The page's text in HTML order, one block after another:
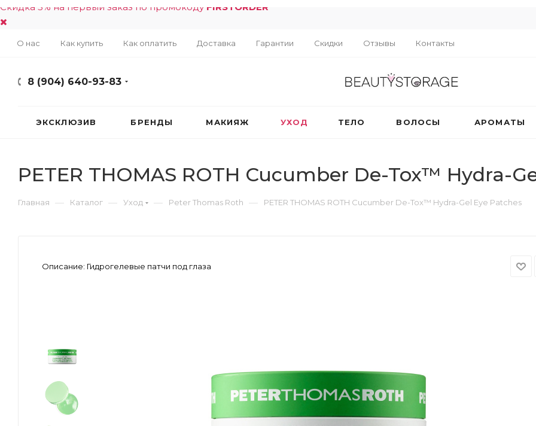
Скидка 5% на первый заказ по промокоду FIRSTORDER
О нас Как купить Как оплатить Доставка Гарантии Скидки Отзывы Контакты
8 (904) 640-93-83
ЭКСКЛЮЗИВ БРЕНДЫ МАКИЯЖ УХОД ТЕЛО ВОЛОСЫ АРОМАТЫ
PETER THOMAS ROTH Cucumber De-Tox™ Hydra-
Главная — Каталог — Уход — Peter Thomas Roth — PETER THOMAS ROTH Cucumber De-Tox™ Hydra-Gel Eye Patches
Описание: Гидрогелевые патчи под глаза